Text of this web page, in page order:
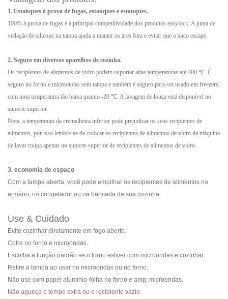
1. Estanques à prova de fugas, estanques e estanques.
100% à prova de fugas é a principal competitividade dos produtos easylock. A junta de
vedação de silicone na tampa ajuda a manter os ares fora e evitar que o suco escape.
2. Seguro em diversos aparelhos de cozinha.
Os recipientes de alimentos de vidro podem suportar altas temperaturas até 400 ℃. É
seguro no forno e microondas sem tampa e também é seguro para ser usado em freezers
com uma temperatura tão baixa quanto -20 ℃. A lavagem de louça está disponível no
suporte superior.
Nota: a temperatura da cremalheira inferior pode prejudicar os seus recipientes de
alimentos, por isso lembre-se de colocar os recipientes de alimentos de vidro da máquina
de lavar roupa apenas no suporte superior de recipientes de alimentos de vidro.
3. economia de espaço
Com a tampa aberta, você pode empilhar os recipientes de alimentos no
armário, no congelador ou na bancada da sua cozinha.
Use & Cuidado
Evite cozinhar diretamente em fogo aberto.
Cofre no forno e microondas.
Escolha a função padrão se o forno estiver com microondas e cozinhar.
Retire a tampa ao usar no microondas ou no forno.
Não use com papel alumínio-folha no forno e amp; microondas.
Não aqueça o tempo extra ou o recipiente vazio.